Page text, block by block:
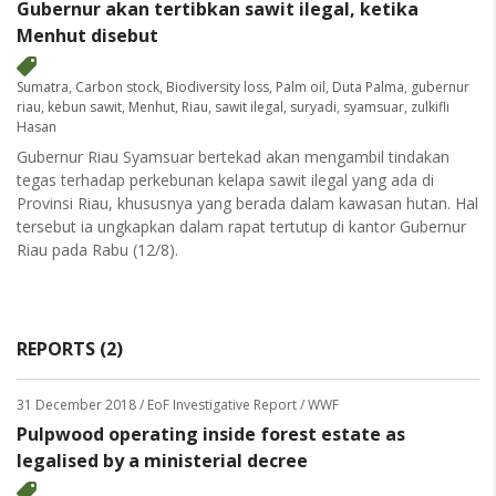
Gubernur akan tertibkan sawit ilegal, ketika
Menhut disebut
Sumatra, Carbon stock, Biodiversity loss, Palm oil, Duta Palma, gubernur
riau, kebun sawit, Menhut, Riau, sawit ilegal, suryadi, syamsuar, zulkifli
Hasan
Gubernur Riau Syamsuar bertekad akan mengambil tindakan
tegas terhadap perkebunan kelapa sawit ilegal yang ada di
Provinsi Riau, khususnya yang berada dalam kawasan hutan. Hal
tersebut ia ungkapkan dalam rapat tertutup di kantor Gubernur
Riau pada Rabu (12/8).
REPORTS (2)
31 December 2018/ EoF Investigative Report / WWF
Pulpwood operating inside forest estate as
legalised by a ministerial decree